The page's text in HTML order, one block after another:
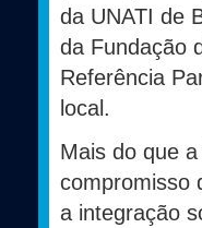
da UNATI de
da Fundação
Referência
local.
Mais do que
compromisso
a integração